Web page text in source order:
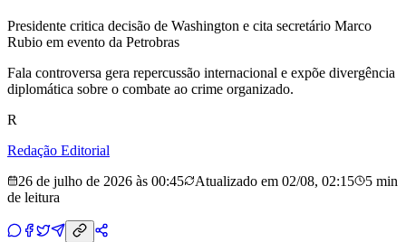
Presidente critica decisão de Washington e cita secretário Marco
Rubio em evento da Petrobras
Fala controversa gera repercussão internacional e expõe divergência
diplomática sobre o combate ao crime organizado.
R
Redação Editorial
26 de julho de 2026 às 00:45
Atualizado em 02/08, 02:15
5 min
de leitura